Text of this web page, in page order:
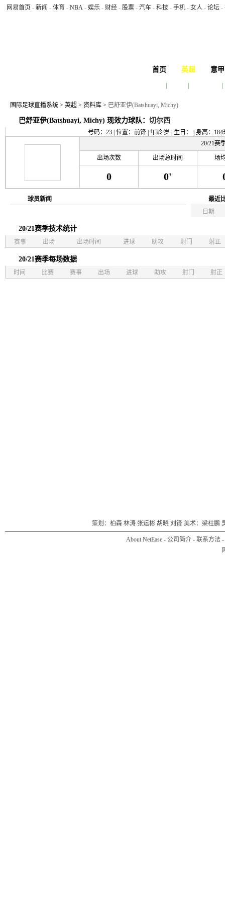
网易首页 - 新闻 - 体育 - NBA - 娱乐 - 财经 - 股票 - 汽车 - 科技 - 手机 - 女人 - 论坛 -
首页 英超 意甲
国际足球直播系统 > 英超 > 资料库 > 巴舒亚伊(Batshuayi, Michy)
巴舒亚伊(Batshuayi, Michy) 现效力球队： 切尔西
号码：23 | 位置：前锋 | 年龄:岁 | 生日： | 身高：
20/21赛
出场次数 出场总时间 场
0 0'
球员新闻
最近
日期
20/21赛季技术统计
赛事 出场 出场时间 进球 助攻 射门 射正
20/21赛季每场数据
时间 比赛 赛事 出场 进球 助攻 射门 射正
策划：柏森 林涛 张运彬 胡晓 刘锋 美术：梁柱鹏
About NetEase - 公司简介 - 联系方法 -